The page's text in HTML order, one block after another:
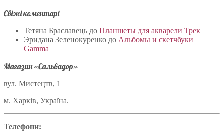
Свіжі коментарі
Тетяна Браславець до Планшеты для акварели Трек
Эридана Зеленокуренко до Альбомы и скетчбуки
Gamma
Магазин «Сальвадор»
вул. Мистецтв, 1
м. Харків, Україна.
Телефони: